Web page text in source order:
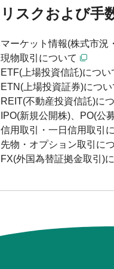
リスクおよび手
マーケット情報(株式市況
現物取引について
ETF(上場投資信託)につい
ETN(上場投資証券)につい
REIT(不動産投資信託)に
IPO(新規公開株)、PO(公
信用取引・一日信用取引
先物・オプション取引に
FX(外国為替証拠金取引)